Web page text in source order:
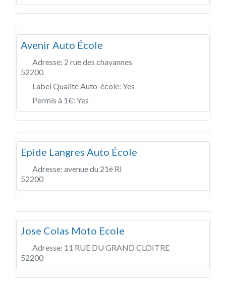
Avenir Auto École
Adresse: 2 rue des chavannes
52200
Label Qualité Auto-école: Yes
Permis à 1€: Yes
Epide Langres Auto École
Adresse: avenue du 21è RI
52200
Jose Colas Moto Ecole
Adresse: 11 RUE DU GRAND CLOITRE
52200